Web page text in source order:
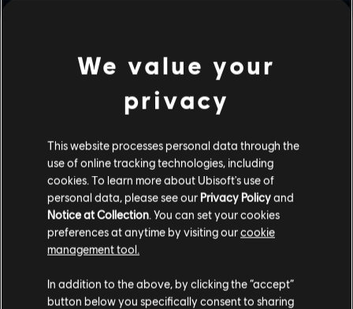
Capitão รอดชีวิตมาได้ ฉันแน่ใจว่าพวกมันจะต้องมีฝันร้ายที่
หลอกหลอนด้วยภาพของ Brava ที่บุกเข้าไปในแหล่งซ่องสุม
ของพวกมัน ผลงานของเธอในวันนั้นคือคำนิยามของคำว่า
Brava รู้ดีว่าอะไรจะเกิดขึ้นหลังจากเหนี่ยวไกเช่นเดียวกับที่หลาย
ๆ คนทราบ แต่ตลอดมาเธอยังคงยึดมั่นอุดมการณ์ ซึ่งทำให้
ภารกิจอย่างปฏิบัติการ [REDACTED] ทำให้เธอลำบากใจ มี
สุภาษิตเก่าแก่ของ Kyūdō กล่าวว่า “การยิงด้วยเทคนิคช่วย
พัฒนาการยิง แต่การยิงด้วยจิตวิญญาณช่วยพัฒนาคน” Brava
ใช้ตัวตนและความเป็นมืออาชีพทั้งหมดของเธอที่จำเป็นเพื่อก้าว
ข้ามความต้องการส่วนบุคคลของเธอและตัดสินใจอย่างแน่วแน่ใน
สนามรบ ทีมจะได้ประโยชน์จากคนที่ยิงด้วยจิตวิญญาณ
We value your
privacy
This website processes personal data through the
use of online tracking technologies, including
cookies. To learn more about Ubisoft's use of
personal data, please see our Privacy Policyand
Notice at Collection . You can set your cookies
preferences at anytime by visiting ourcookie
management tool.
In addition to the above, by clicking the “accept”
button below you specifically consent to sharing